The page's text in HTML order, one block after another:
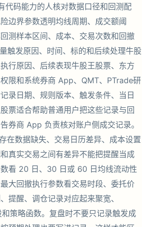
代码能力的人核对数据口径和回测配
边界参数透明均线周期、成交额阈
测样本区间、成本、交易次数和回撤
触发原因、时间、标的和后续处理牛股
行原因、后续表现牛股王股票、东方
限和系统券商 App、QMT、PTrade研
录日期、规则版本、触发条件、当日
票适合帮助普通用户把这些记录与回
券商 App 负责核对账户侧成交记录。
在数据缺失、交易日历差异、成本设置
真实交易之间有差异不能把提醒当成
看 20 日、30 日或 60 日均线流动性
大回撤执行参数看交易时段、委托价
提醒、调仓记录对应起来聚宽、
策略函数。复盘时不要只记录触发成